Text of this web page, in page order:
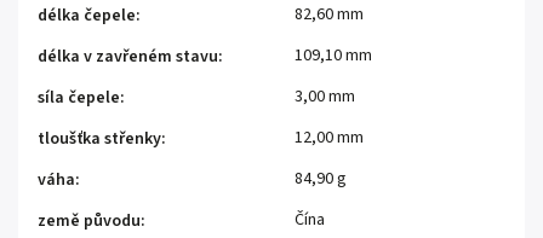
délka čepele:
82,60 mm
délka v zavřeném stavu:
109,10 mm
síla čepele:
3,00 mm
tloušťka střenky:
12,00 mm
váha:
84,90 g
země původu:
Čína